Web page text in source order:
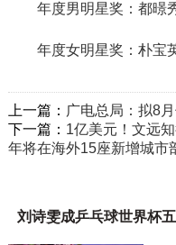
年度男明星奖：都暻秀
年度女明星奖：朴宝英
上一篇： 广电总局：拟8
下一篇： 1亿美元！文远
年将在海外15座新增城市
刘诗雯成乒乓球世界杯